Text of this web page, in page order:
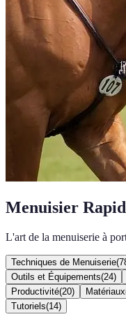
Menuisier
L'art de la menuiserie à
Techniques de Menuiserie(
Outils et Équipements(24)
Productivité(20) Matériaux
Tutoriels(14)